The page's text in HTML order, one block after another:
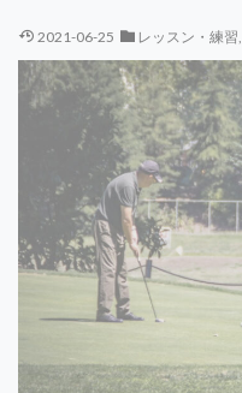
2021-06-25 レッスン・練習,